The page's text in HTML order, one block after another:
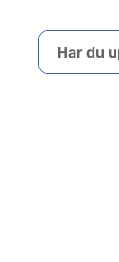
Har du